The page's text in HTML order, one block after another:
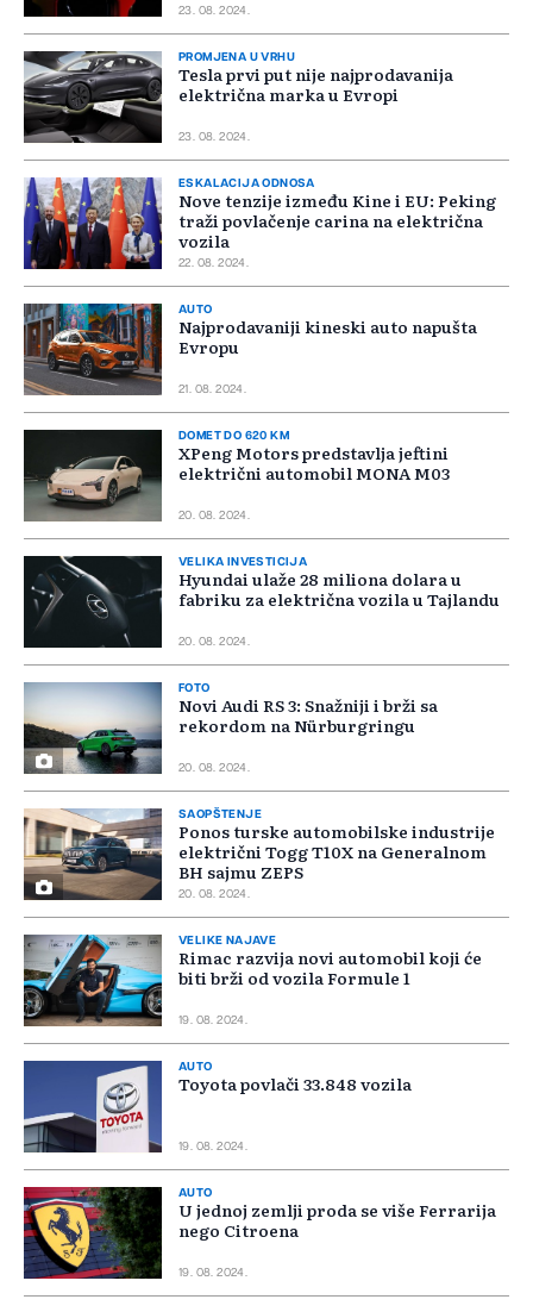
23. 08. 2024.
PROMJENA U VRHU
Tesla prvi put nije najprodavanija
električna marka u Evropi
23. 08. 2024.
ESKALACIJA ODNOSA
Nove tenzije između Kine i EU: Peking
traži povlačenje carina na električna
vozila
22. 08. 2024.
AUTO
Najprodavaniji kineski auto napušta
Evropu
21. 08. 2024.
DOMET DO 620 KM
XPeng Motors predstavlja jeftini
električni automobil MONA M03
20. 08. 2024.
VELIKA INVESTICIJA
Hyundai ulaže 28 miliona dolara u
fabriku za električna vozila u Tajlandu
20. 08. 2024.
FOTO
Novi Audi RS 3: Snažniji i brži sa
rekordom na Nürburgringu
20. 08. 2024.
SAOPŠTENJE
Ponos turske automobilske industrije
električni Togg T10X na Generalnom
BH sajmu ZEPS
20. 08. 2024.
VELIKE NAJAVE
Rimac razvija novi automobil koji će
biti brži od vozila Formule 1
19. 08. 2024.
AUTO
Toyota povlači 33.848 vozila
19. 08. 2024.
AUTO
U jednoj zemlji proda se više Ferrarija
nego Citroena
19. 08. 2024.